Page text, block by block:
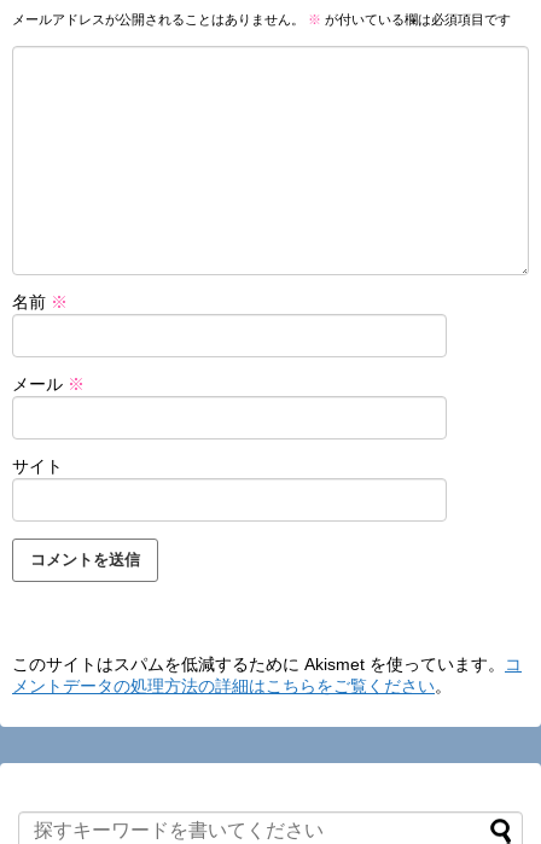
メールアドレスが公開されることはありません。 ※ が付いている欄は必須項目です
名前 ※
メール ※
サイト
このサイトはスパムを低減するために Akismet を使っています。
コ
メントデータの処理方法の詳細はこちらをご覧ください。